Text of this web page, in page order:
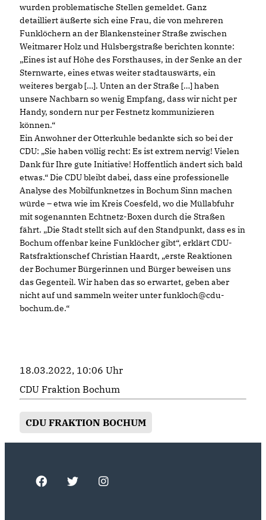
wurden problematische Stellen gemeldet. Ganz
detailliert äußerte sich eine Frau, die von mehreren
Funklöchern an der Blankensteiner Straße zwischen
Weitmarer Holz und Hülsbergstraße berichten konnte:
Eines ist auf Höhe des Forsthauses, in der Senke an der
Sternwarte, eines etwas weiter stadtauswärts, ein
weiteres bergab […]. Unten an der Straße […] haben
unsere Nachbarn so wenig Empfang, dass wir nicht per
Handy, sondern nur per Festnetz kommunizieren
können.“
Ein Anwohner der Otterkuhle bedankte sich so bei der
CDU: „Sie haben völlig recht: Es ist extrem nervig! Vielen
Dank für Ihre gute Initiative! Hoffentlich ändert sich bald
etwas.“ Die CDU bleibt dabei, dass eine professionelle
Analyse des Mobilfunknetzes in Bochum Sinn machen
würde – etwa wie im Kreis Coesfeld, wo die Müllabfuhr
mit sogenannten Echtnetz-Boxen durch die Straßen
fährt. „Die Stadt stellt sich auf den Standpunkt, dass es in
Bochum offenbar keine Funklöcher gibt“, erklärt CDU-
Ratsfraktionschef Christian Haardt, „erste Reaktionen
der Bochumer Bürgerinnen und Bürger beweisen uns
das Gegenteil. Wir haben das so erwartet, geben aber
nicht auf und sammeln weiter unter funkloch@cdu-
bochum.de.“
18.03.2022, 10:06 Uhr
CDU Fraktion Bochum
CDU FRAKTION BOCHUM